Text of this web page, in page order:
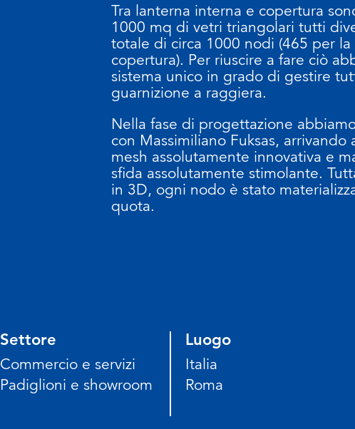
Tra lanterna interna e copertura
1000 mq di vetri triangolari tutti
totale di circa 1000 nodi (465 per
copertura). Per riuscire a fare ciò
sistema unico in grado di gestire
guarnizione a raggiera.
Nella fase di progettazione
con Massimiliano Fuksas,
mesh assolutamente innovativa e
sfida assolutamente stimolante.
in 3D, ogni nodo è stato
quota.
Settore
Commercio e servizi
Padiglioni e showroom
Luogo
Italia
Roma